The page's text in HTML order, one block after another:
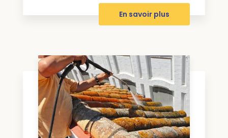
En savoir plus